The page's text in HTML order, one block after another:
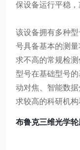
保设备运行平稳，
该设备拥有多种
号具备基本的测
求不高的常规检
型号在基础型号
动对焦、智能数
求较高的科研机构
布鲁克三维光学